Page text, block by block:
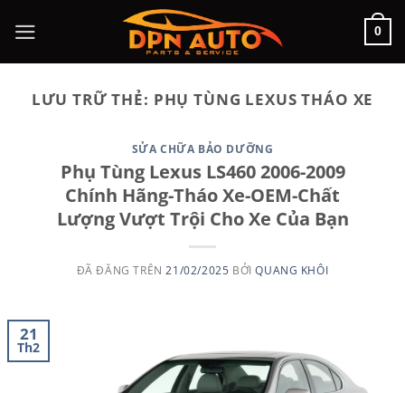
đến
nội
0
LƯU TRỮ THẺ: PHỤ TÙNG LEXUS THÁO XE
SỬA CHỮA BẢO DƯỠNG
Phụ Tùng Lexus LS460 2006-2009
Chính Hãng-Tháo Xe-OEM-Chất
Lượng Vượt Trội Cho Xe Của Bạn
ĐÃ ĐĂNG TRÊN21/02/2025 BỞIQUANG KHÔI
21
Th2